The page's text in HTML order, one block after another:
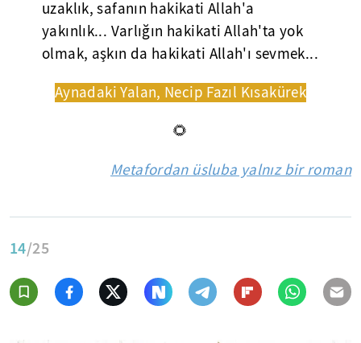
uzaklık, safanın hakikati Allah'a
yakınlık... Varlığın hakikati Allah'ta yok
olmak, aşkın da hakikati Allah'ı sevmek...
Aynadaki Yalan, Necip Fazıl Kısakürek
🌻
Metafordan üsluba yalnız bir roman
14/25